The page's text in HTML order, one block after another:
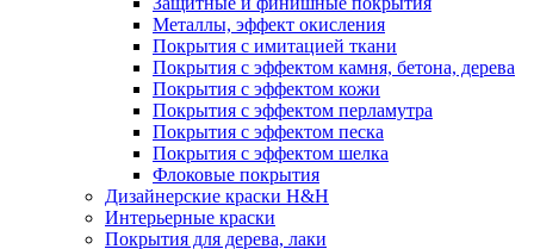
Металлы, эффект окисления
Покрытия с имитацией ткани
Покрытия с эффектом камня, бетона, дерева
Покрытия с эффектом кожи
Покрытия с эффектом перламутра
Покрытия с эффектом песка
Покрытия с эффектом шелка
Флоковые покрытия
Дизайнерские краски H&H
Интерьерные краски
Покрытия для дерева, лаки